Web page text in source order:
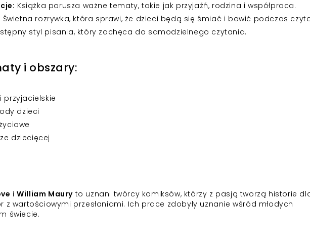
Książka porusza ważne tematy, takie jak przyjaźń, rodzina i współpraca.
Świetna rozrywka, która sprawi, że dzieci będą się śmiać i bawić podczas
styl pisania, który zachęca do samodzielnego czytania.
i obszary:
przyjacielskie
dzieci
dziecięcej
iWilliam Maury to uznani twórcy komiksów, którzy z pasją tworzą historie
z wartościowymi przesłaniami. Ich prace zdobyły uznanie wśród młodych
świecie.